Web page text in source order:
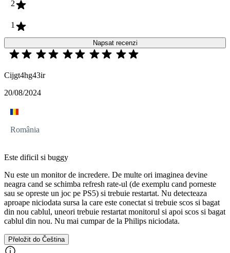
2
1
Napsat recenzi
Cijgt4hg43ir
20/08/2024
România
Este dificil si buggy
Nu este un monitor de incredere. De multe ori imaginea devine
neagra cand se schimba refresh rate-ul (de exemplu cand porneste
sau se opreste un joc pe PS5) si trebuie restartat. Nu detecteaza
aproape niciodata sursa la care este conectat si trebuie scos si bagat
din nou cablul, uneori trebuie restartat monitorul si apoi scos si bagat
cablul din nou. Nu mai cumpar de la Philips niciodata.
Přeložit do Čeština